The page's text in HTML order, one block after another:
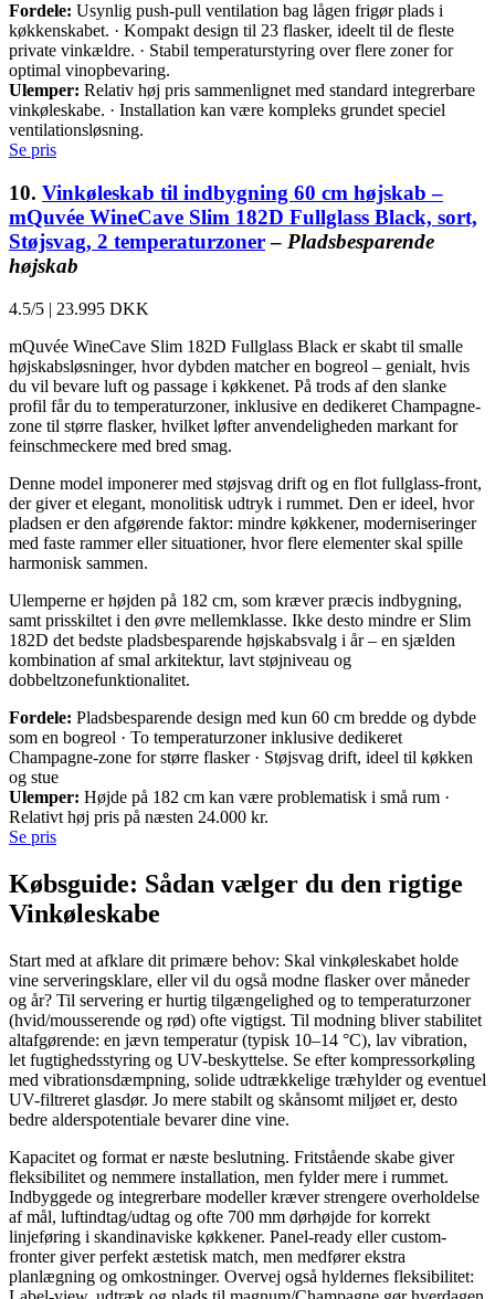
Fordele: Usynlig push-pull ventilation bag lågen frigør plads i
køkkenskabet. · Kompakt design til 23 flasker, ideelt til de fleste
private vinkældre. · Stabil temperaturstyring over flere zoner for
optimal vinopbevaring.
Ulemper: Relativ høj pris sammenlignet med standard integrerbare
vinkøleskabe. · Installation kan være kompleks grundet speciel
ventilationsløsning.
Se pris
10. Vinkøleskab til indbygning 60 cm højskab –
mQuvée WineCave Slim 182D Fullglass Black, sort,
Støjsvag, 2 temperaturzoner– Pladsbesparende
højskab
4.5/5 | 23.995 DKK
mQuvée WineCave Slim 182D Fullglass Black er skabt til smalle
højskabsløsninger, hvor dybden matcher en bogreol – genialt, hvis
du vil bevare luft og passage i køkkenet. På trods af den slanke
profil får du to temperaturzoner, inklusive en dedikeret Champagne-
zone til større flasker, hvilket løfter anvendeligheden markant for
feinschmeckere med bred smag.
Denne model imponerer med støjsvag drift og en flot fullglass-front,
der giver et elegant, monolitisk udtryk i rummet. Den er ideel, hvor
pladsen er den afgørende faktor: mindre køkkener, moderniseringer
med faste rammer eller situationer, hvor flere elementer skal spille
harmonisk sammen.
Ulemperne er højden på 182 cm, som kræver præcis indbygning,
samt prisskiltet i den øvre mellemklasse. Ikke desto mindre er Slim
182D det bedste pladsbesparende højskabsvalg i år – en sjælden
kombination af smal arkitektur, lavt støjniveau og
dobbeltzonefunktionalitet.
Fordele: Pladsbesparende design med kun 60 cm bredde og dybde
som en bogreol · To temperaturzoner inklusive dedikeret
Champagne-zone for større flasker · Støjsvag drift, ideel til køkken
og stue
Ulemper: Højde på 182 cm kan være problematisk i små rum ·
Relativt høj pris på næsten 24.000 kr.
Se pris
Købsguide: Sådan vælger du den rigtige
Vinkøleskabe
Start med at afklare dit primære behov: Skal vinkøleskabet holde
vine serveringsklare, eller vil du også modne flasker over måneder
og år? Til servering er hurtig tilgængelighed og to temperaturzoner
(hvid/mousserende og rød) ofte vigtigst. Til modning bliver stabilitet
altafgørende: en jævn temperatur (typisk 10–14 °C), lav vibration,
let fugtighedsstyring og UV-beskyttelse. Se efter kompressorkøling
med vibrationsdæmpning, solide udtrækkelige træhylder og eventuel
UV-filtreret glasdør. Jo mere stabilt og skånsomt miljøet er, desto
bedre alderspotentiale bevarer dine vine.
Kapacitet og format er næste beslutning. Fritstående skabe giver
fleksibilitet og nemmere installation, men fylder mere i rummet.
Indbyggede og integrerbare modeller kræver strengere overholdelse
af mål, luftindtag/udtag og ofte 700 mm dørhøjde for korrekt
linjeføring i skandinaviske køkkener. Panel-ready eller custom-
fronter giver perfekt æstetisk match, men medfører ekstra
planlægning og omkostninger. Overvej også hyldernes fleksibilitet: